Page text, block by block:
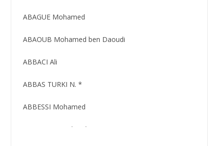
3416
ABAGUE Mohamed
ABAOUB Mohamed ben Daoudi
ABBACI Ali
ABBAS TURKI N. *
ABBESSI Mohamed
ABBOUR Azzedine *